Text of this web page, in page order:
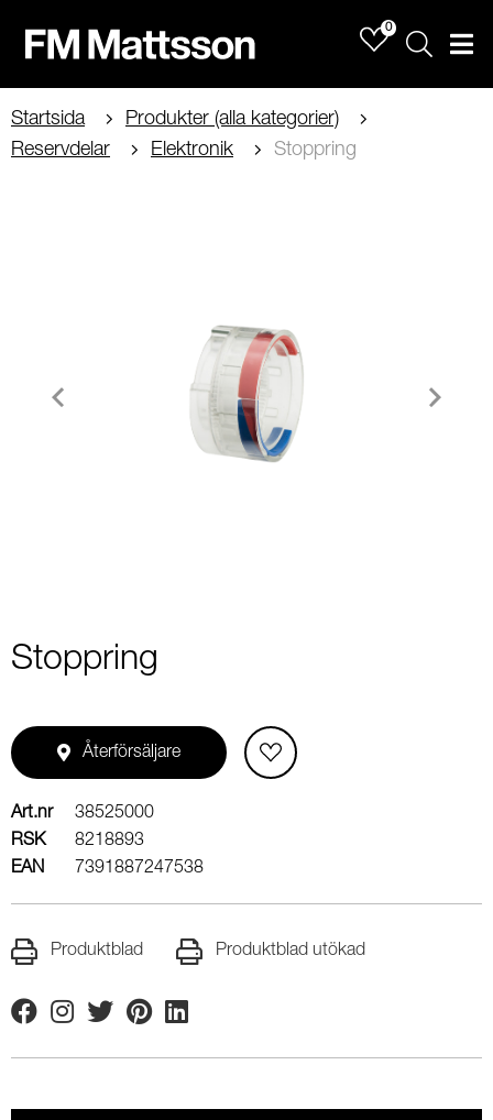
0
Sök
Startsida
Produkter (alla kategorier)
Reservdelar
Elektronik Stoppring
Stoppring
Återförsäljare
Art.nr
38525000
RSK
8218893
EAN
7391887247538
Produktblad Produktblad utökad
FacebookInstagram
TwitterPinterestLinkedin